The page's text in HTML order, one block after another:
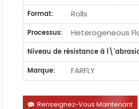
Format:
Rolls
Processus:
Heterogeneous
Niveau de résistance à
Marque:
FARFLY
Renseignez-Vous Maintenant